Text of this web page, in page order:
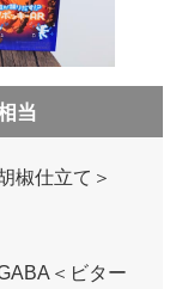
当
椒仕立て＞
＜ビター